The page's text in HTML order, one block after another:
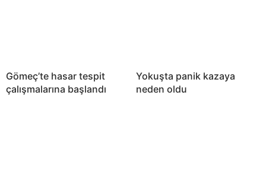
Gömeç’te hasar tespit
çalışmalarına başlandı
Yokuşta panik kazaya
neden oldu